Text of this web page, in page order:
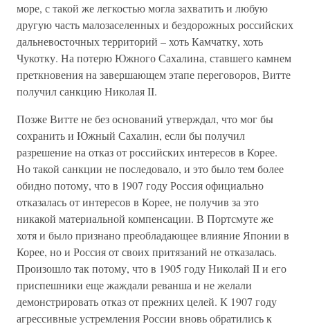
море, с такой же легкостью могла захватить и любую
другую часть малозаселенных и бездорожных российских
дальневосточных территорий – хоть Камчатку, хоть
Чукотку. На потерю Южного Сахалина, ставшего камнем
преткновения на завершающем этапе переговоров, Витте
получил санкцию Николая II.
Позже Витте не без оснований утверждал, что мог бы
сохранить и Южный Сахалин, если бы получил
разрешение на отказ от российских интересов в Корее.
Но такой санкции не последовало, и это было тем более
обидно потому, что в 1907 году Россия официально
отказалась от интересов в Корее, не получив за это
никакой материальной компенсации. В Портсмуте же
хотя и было признано преобладающее влияние Японии в
Корее, но и Россия от своих притязаний не отказалась.
Произошло так потому, что в 1905 году Николай II и его
приспешники еще жаждали реванша и не желали
демонстрировать отказ от прежних целей. К 1907 году
агрессивные устремления России вновь обратились к